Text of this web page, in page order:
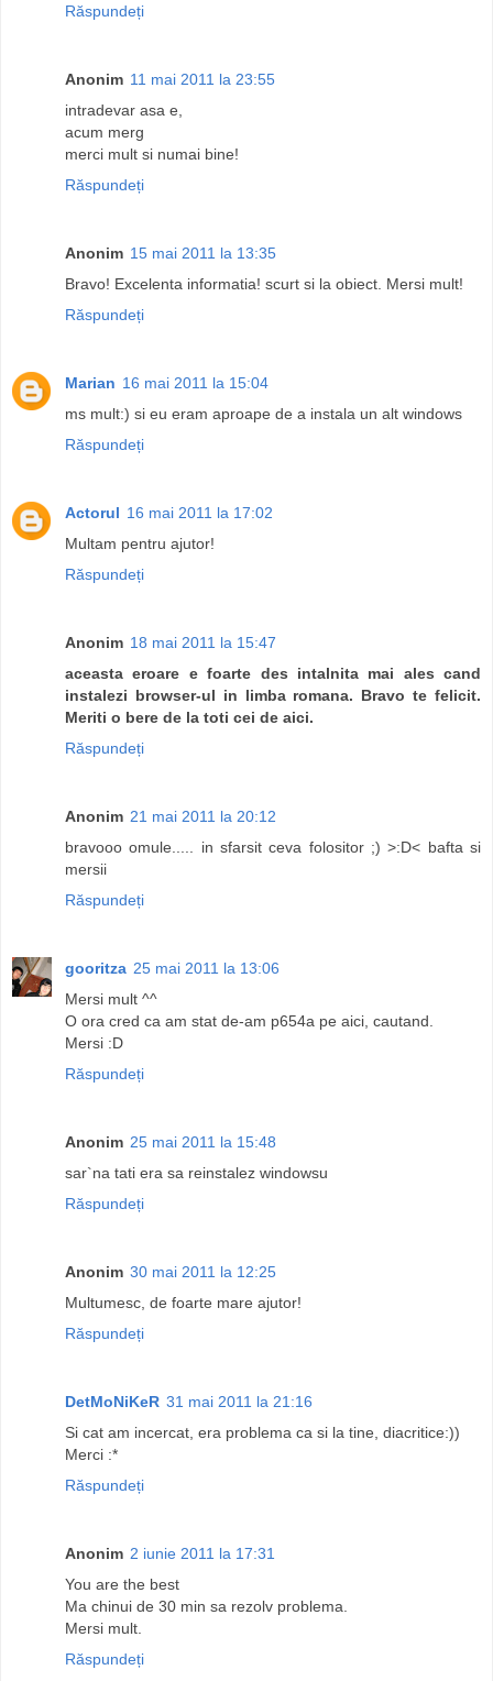
Răspundeți
Anonim 11 mai 2011 la 23:55
intradevar asa e,
acum merg
merci mult si numai bine!
Răspundeți
Anonim 15 mai 2011 la 13:35
Bravo! Excelenta informatia! scurt si la obiect. Mersi mult!
Răspundeți
Marian 16 mai 2011 la 15:04
ms mult:) si eu eram aproape de a instala un alt windows
Răspundeți
Actorul 16 mai 2011 la 17:02
Multam pentru ajutor!
Răspundeți
Anonim 18 mai 2011 la 15:47
aceasta eroare e foarte des intalnita mai ales cand
instalezi browser-ul in limba romana. Bravo te felicit.
Meriti o bere de la toti cei de aici.
Răspundeți
Anonim 21 mai 2011 la 20:12
bravooo omule..... in sfarsit ceva folositor ;) >:D< bafta si
mersii
Răspundeți
gooritza 25 mai 2011 la 13:06
Mersi mult ^^
O ora cred ca am stat de-am p654a pe aici, cautand.
Mersi :D
Răspundeți
Anonim 25 mai 2011 la 15:48
sar`na tati era sa reinstalez windowsu
Răspundeți
Anonim 30 mai 2011 la 12:25
Multumesc, de foarte mare ajutor!
Răspundeți
DetMoNiKeR 31 mai 2011 la 21:16
Si cat am incercat, era problema ca si la tine, diacritice:))
Merci :*
Răspundeți
Anonim 2 iunie 2011 la 17:31
You are the best
Ma chinui de 30 min sa rezolv problema.
Mersi mult.
Răspundeți